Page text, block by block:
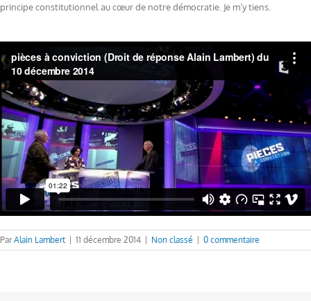
principe constitutionnel au cœur de notre démocratie. Je m’y tiens.
ParAlain Lambert 11 décembre 2014 Non classé 0 commentaire